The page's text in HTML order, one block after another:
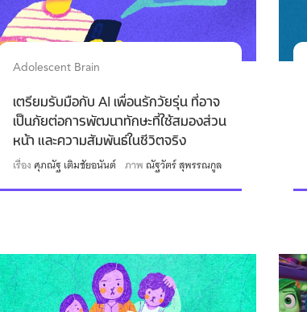
Adolescent Brain
เตรียมรับมือกับ AI เพื่อนรักวัยรุ่น ที่อาจ
เป็นภัยต่อการพัฒนาทักษะที่ใช้สมองส่วน
หน้า และความสัมพันธ์ในชีวิตจริง
เรื่อง ศุภณัฐ เติมชัยอนันต์ ภาพณัฐวัตร์ สุพรรณกูล